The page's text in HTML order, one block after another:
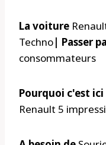
La voiture
Techno| Passer
consommateurs
Pourquoi c'est ici
Renault 5